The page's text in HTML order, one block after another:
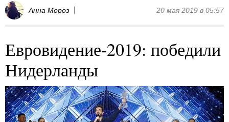
Анна Мороз 20 мая 2019 в 05:57
Евровидение-2019: победили
Нидерланды